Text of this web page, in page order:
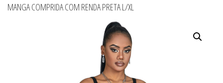
MANGA COMPRIDA COM RENDA PRETA L/XL